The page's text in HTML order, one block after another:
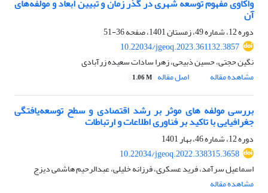
واکاوی مفهوم توسعه شهری در گذر زمان و تبیین ابعاد و مولفه‌های
آن
دوره 12، شماره 49، زمستان 1401، صفحه
36-51
10.22034/jgeoq.2023.361132.3857
نگین حجتی، حسین ذبیحی، زهرا سادات سعیده زرآبادی
مشاهده مقاله
اصل مقاله 1.06 M
بررسی مولفه های موثر بر رشد اقتصادی و سطح توسعه‌یافتگی
جغرافیایی با تاکید بر فناوری اطلاعات و ارتباطات
دوره 12، شماره 46، بهار 1401
10.22034/jgeoq.2022.338315.3658
اسماعیل سرآمد، فرید عسکری، فرزانه خلیلی، عبدالرحیم هاشمی دیزج
مشاهده مقاله